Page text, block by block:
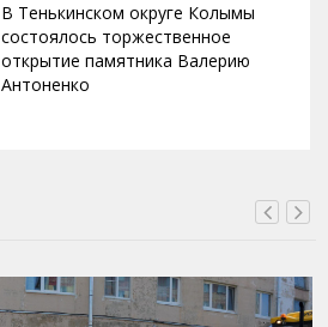
В Тенькинском округе Колымы
состоялось торжественное
открытие памятника Валерию
Антоненко